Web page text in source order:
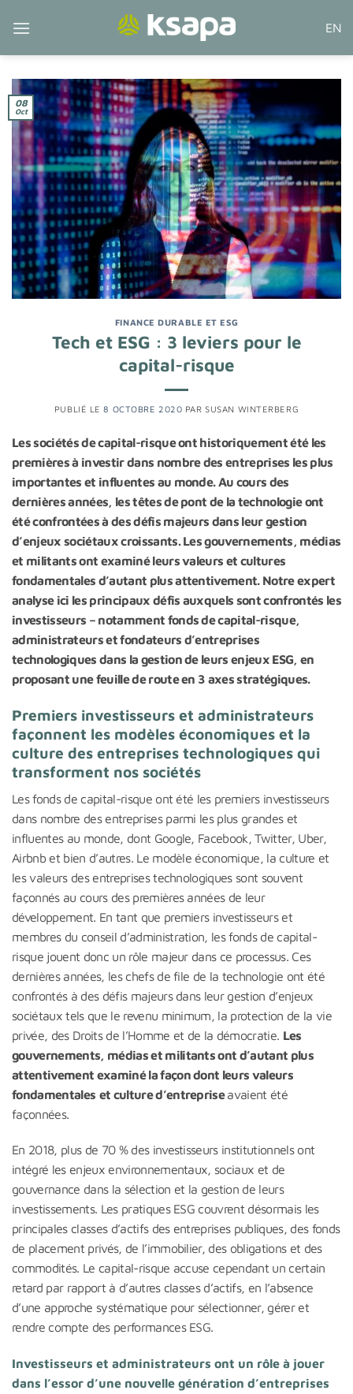
EN
08
Oct
FINANCE DURABLE ET ESG
Tech et ESG : 3 leviers pour le
capital-risque
PUBLIÉ LE8 OCTOBRE 2020 PAR SUSAN WINTERBERG
Les sociétés de capital-risque ont historiquement été les
premières à investir dans nombre des entreprises les plus
importantes et influentes au monde. Au cours des
dernières années, les têtes de pont de la technologie ont
été confrontées à des défis majeurs dans leur gestion
d’enjeux sociétaux croissants. Les gouvernements, médias
et militants ont examiné leurs valeurs et cultures
fondamentales d’autant plus attentivement. Notre expert
analyse ici les principaux défis auxquels sont confrontés les
investisseurs – notamment fonds de capital-risque,
administrateurs et fondateurs d’entreprises
technologiques dans la gestion de leurs enjeux ESG, en
proposant une feuille de route en 3 axes stratégiques.
Premiers investisseurs et administrateurs
façonnent les modèles économiques et la
culture des entreprises technologiques qui
transforment nos sociétés
Les fonds de capital-risque ont été les premiers investisseurs
dans nombre des entreprises parmi les plus grandes et
influentes au monde, dont Google, Facebook, Twitter, Uber,
Airbnb et bien d’autres. Le modèle économique, la culture et
les valeurs des entreprises technologiques sont souvent
façonnés au cours des premières années de leur
développement. En tant que premiers investisseurs et
membres du conseil d’administration, les fonds de capital-
risque jouent donc un rôle majeur dans ce processus. Ces
dernières années, les chefs de file de la technologie ont été
confrontés à des défis majeurs dans leur gestion d’enjeux
sociétaux tels que le revenu minimum, la protection de la vie
privée, des Droits de l’Homme et de la démocratie. Les
gouvernements, médias et militants ont d’autant plus
attentivement examiné la façon dont leurs valeurs
fondamentales et culture d’entrepriseavaient été
façonnées.
En 2018, plus de 70 % des investisseurs institutionnels ont
intégré les enjeux environnementaux, sociaux et de
gouvernance dans la sélection et la gestion de leurs
investissements. Les pratiques ESG couvrent désormais les
principales classes d’actifs des entreprises publiques, des fonds
de placement privés, de l’immobilier, des obligations et des
commodités. Le capital-risque accuse cependant un certain
retard par rapport à d’autres classes d’actifs, en l’absence
d’une approche systématique pour sélectionner, gérer et
rendre compte des performances ESG.
Investisseurs et administrateurs ont un rôle à jouer
dans l’essor d’une nouvelle génération d’entreprises